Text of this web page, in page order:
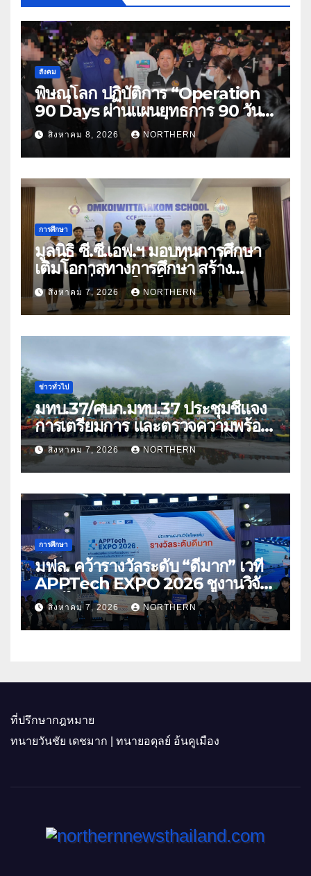
สังคม
พิษณุโลก ปฏิบัติการ “Operation
90 Days ผ่านแผนยุทธการ 90 วัน
พิชิตยาเสพติด” ปราบปรามกวาดล้าง
ยาเสพติดสถานบันเทิง พบสารเสพติด
4 ราย
สิงหาคม 8, 2026 NORTHERN
การศึกษา
มูลนิธิ ซี.ซี.เอฟ.ฯ มอบทุนการศึกษา
เติมโอกาสทางการศึกษา สร้าง
อนาคตที่มั่นคงให้เด็กและเยาวชน
ด้อยโอกาส
สิงหาคม 7, 2026 NORTHERN
ข่าวทั่วไป
มทบ.37/ศบภ.มทบ.37 ประชุมชี้แจง
การเตรียมการ และตรวจความพร้อม
ด้านการบรรเทาสาธารณภัย
สิงหาคม 7, 2026 NORTHERN
การศึกษา
มฟล. คว้ารางวัลระดับ “ดีมาก” เวที
APPTech EXPO 2026 ชูงานวิจัย
สมุนไพร ขับเคลื่อนนวัตกรรมสู่เชิง
พาณิชย์
สิงหาคม 7, 2026 NORTHERN
ที่ปรึกษากฎหมาย
ทนายวันชัย เดชมาก | ทนายอดุลย์ อ้นคูเมือง